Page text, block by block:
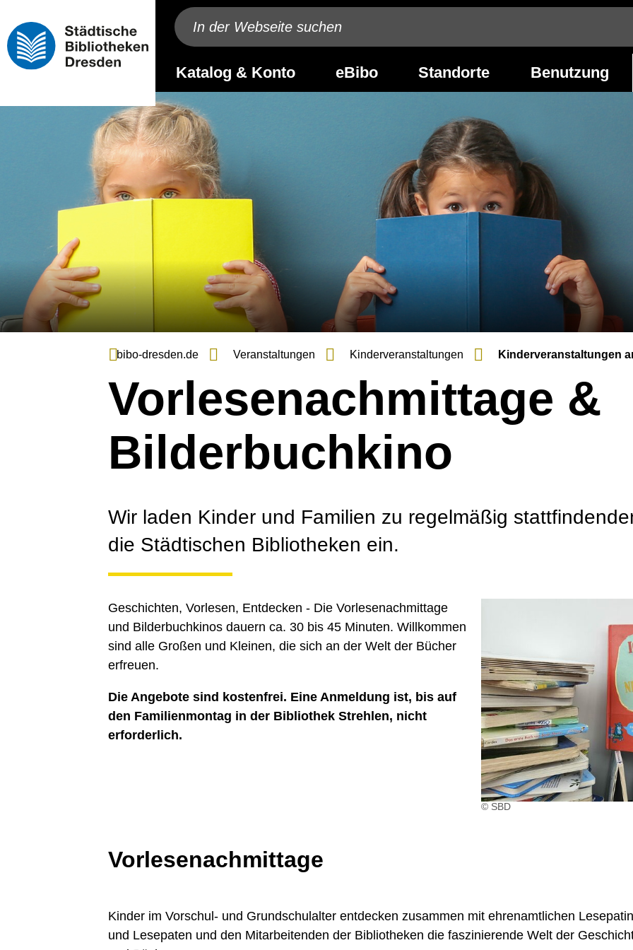
Katalog & Konto eBibo Standorte Benutzung
bibo-dresden.de Veranstaltungen Kinder­veranstaltungen Kinder­veranstaltungen
Vorlesenachmittage &
Bilderbuchkino
Wir laden Kinder und Familien zu regelmäßig
die Städtischen Bibliotheken ein.
Geschichten, Vorlesen, Entdecken - Die Vorlesenachmittage
und Bilderbuchkinos dauern ca. 30 bis 45 Minuten. Willkommen
sind alle Großen und Kleinen, die sich an der Welt der Bücher
erfreuen.
Die Angebote sind kostenfrei. Eine Anmeldung ist, bis auf
den Familienmontag in der Bibliothek Strehlen, nicht
erforderlich.
© SBD
Vorlesenachmittage
Kinder im Vorschul- und Grundschulalter entdecken zusammen mit ehrenamtlichen
und Lesepaten und den Mitarbeitenden der Bibliotheken die faszinierende Welt der